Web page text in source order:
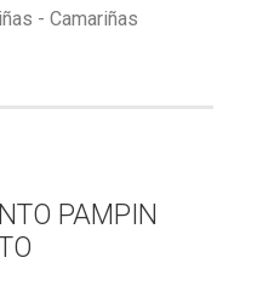
- Camariñas
PAMPIN